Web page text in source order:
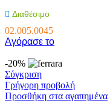
Διαθέσιμο
02.005.0045
Αγόρασε το
-20%
Σύγκριση
Γρήγορη προβολή
Προσθήκη στα αγαπημένα